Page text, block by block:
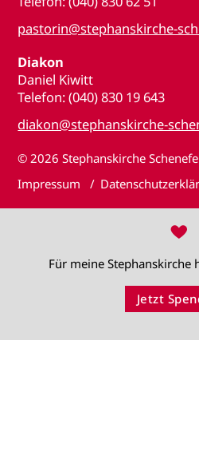
pastorin@stephanskirche-
Diakon
Daniel Kiwitt
Telefon: (040) 830 19 643
diakon@stephanskirche-
© 2026 Stephanskirche
Impressum
♥
Für meine Stephanskirche
Jetzt